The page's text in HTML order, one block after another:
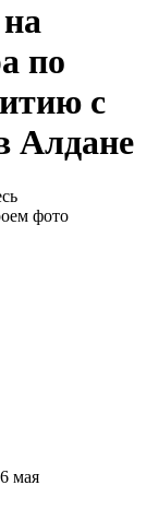
по
с
Алдане
фото
мая